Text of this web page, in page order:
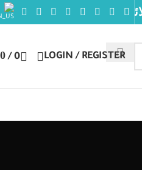
🔥✨❤️‍🔥 متجر نشأة
LOGIN / REGISTER
0
/